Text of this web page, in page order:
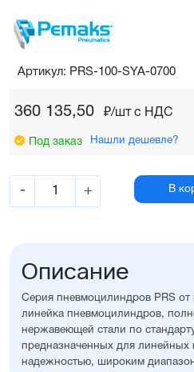
360 135,50 ₽/шт c НДС
Под заказ Нашли дешевле?
- + В
Артикул: PRS-100-SYA-0700
Описание
Серия пневмоцилиндров PRS
линейка пневмоцилиндров,
нержавеющей стали по
предназначенных для
надежностью, широким